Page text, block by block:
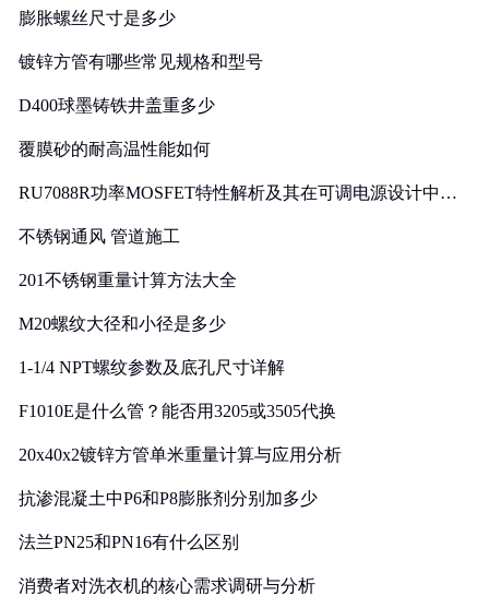
膨胀螺丝尺寸是多少
镀锌方管有哪些常见规格和型号
D400球墨铸铁井盖重多少
覆膜砂的耐高温性能如何
RU7088R功率MOSFET特性解析及其在可调电源设计中的
不锈钢通风 管道施工
201不锈钢重量计算方法大全
M20螺纹大径和小径是多少
1-1/4 NPT螺纹参数及底孔尺寸详解
F1010E是什么管？能否用3205或3505代换
20x40x2镀锌方管单米重量计算与应用分析
抗渗混凝土中P6和P8膨胀剂分别加多少
法兰PN25和PN16有什么区别
消费者对洗衣机的核心需求调研与分析